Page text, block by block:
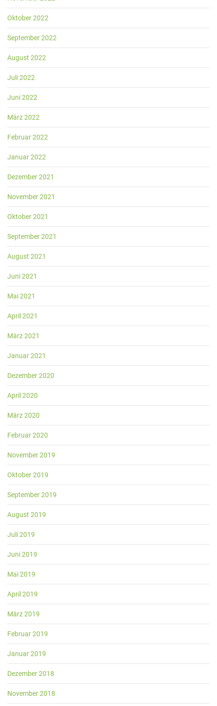
Oktober 2022
September 2022
August 2022
Juli 2022
Juni 2022
März 2022
Februar 2022
Januar 2022
Dezember 2021
November 2021
Oktober 2021
September 2021
August 2021
Juni 2021
Mai 2021
April 2021
März 2021
Januar 2021
Dezember 2020
April 2020
März 2020
Februar 2020
November 2019
Oktober 2019
September 2019
August 2019
Juli 2019
Juni 2019
Mai 2019
April 2019
März 2019
Februar 2019
Januar 2019
Dezember 2018
November 2018